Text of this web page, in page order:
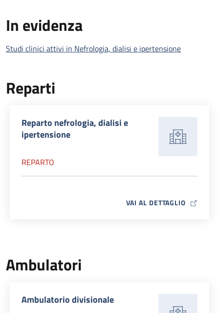
In evidenza
Studi clinici attivi in Nefrologia, dialisi e ipertensione
Reparti
Reparto nefrologia, dialisi e
ipertensione
REPARTO
VAI AL DETTAGLIO MAP ICON
Ambulatori
Ambulatorio divisionale